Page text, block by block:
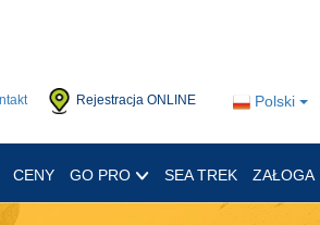
Polski
Rejestracja ONLINE
CENY GO PRO SEA TREK ZAŁOGA